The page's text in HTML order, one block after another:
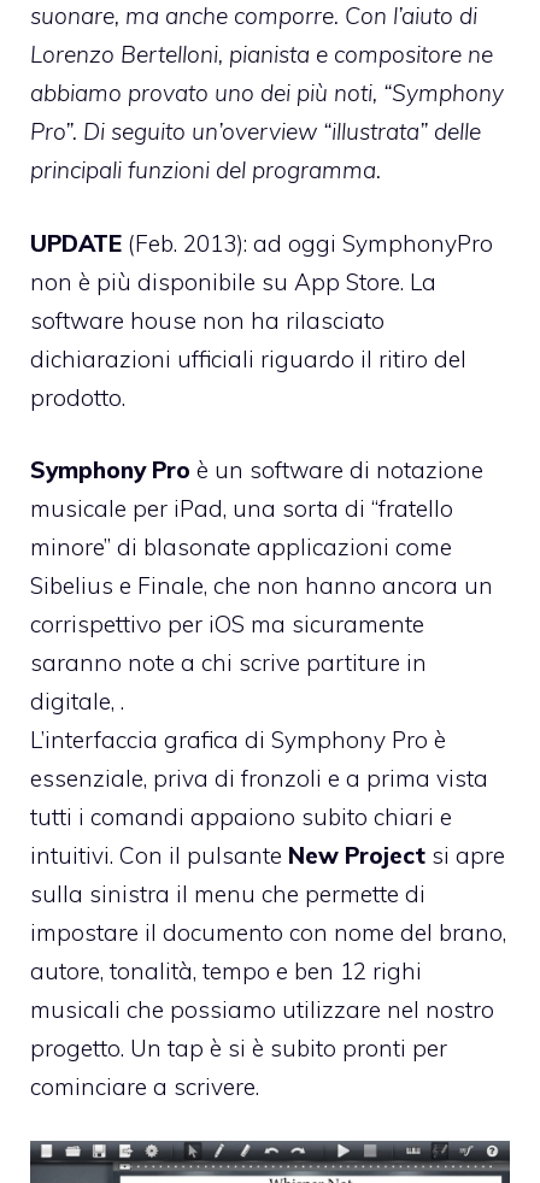
suonare, ma anche comporre. Con l’aiuto di
Lorenzo Bertelloni, pianista e compositore ne
abbiamo provato uno dei più noti, “Symphony
Pro”. Di seguito un’overview “illustrata” delle
principali funzioni del programma.
UPDATE (Feb. 2013): ad oggi SymphonyPro
non è più disponibile su App Store. La
software house non ha rilasciato
dichiarazioni ufficiali riguardo il ritiro del
prodotto.
Symphony Pro è un software di notazione
musicale per iPad, una sorta di “fratello
minore” di blasonate applicazioni come
Sibelius e Finale, che non hanno ancora un
corrispettivo per iOS ma sicuramente
saranno note a chi scrive partiture in
digitale, .
L’interfaccia grafica di Symphony Pro è
essenziale, priva di fronzoli e a prima vista
tutti i comandi appaiono subito chiari e
intuitivi. Con il pulsante New Project si apre
sulla sinistra il menu che permette di
impostare il documento con nome del brano,
autore, tonalità, tempo e ben 12 righi
musicali che possiamo utilizzare nel nostro
progetto. Un tap è si è subito pronti per
cominciare a scrivere.